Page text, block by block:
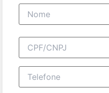
Nome completo
CPF/CNPJ
Telefone